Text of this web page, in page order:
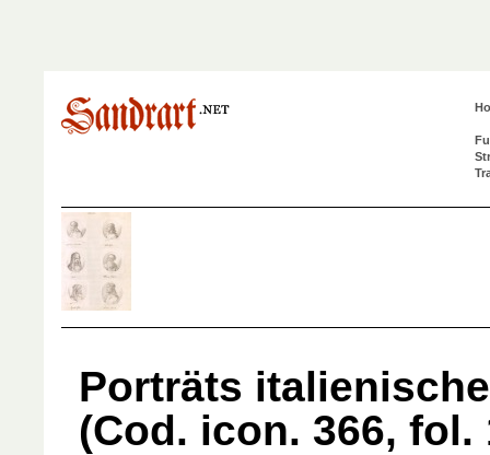
Porträts
(Cod. icon. 366, fol.